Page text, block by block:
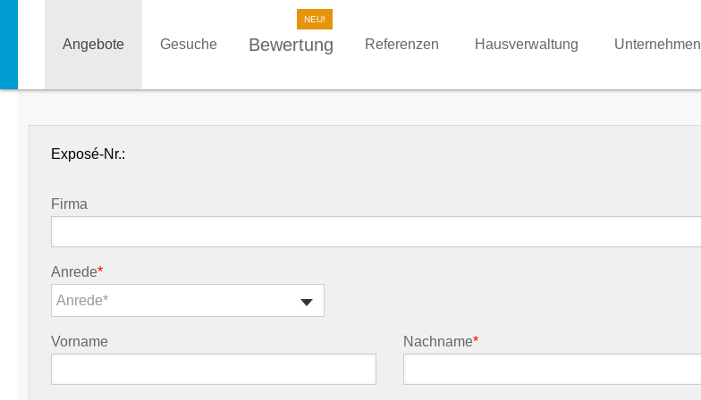
Angebote Gesuche Bewertung Referenzen Hausverwaltung Unternehmen
Exposé-Nr.:
Firma
Anrede*
Anrede*
Vorname Nachname*